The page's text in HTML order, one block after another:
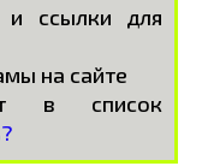
ссылки для
на сайте
в список